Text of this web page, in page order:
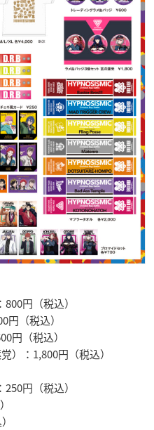
円（税込）
（税込）
円（税込）
）：1,800円（税込）
円（税込）